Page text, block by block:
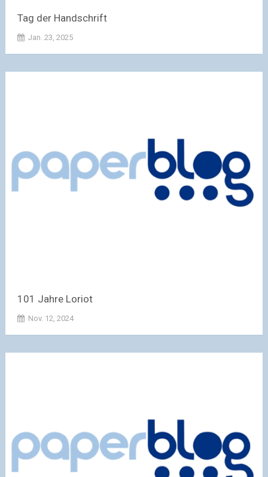
Tag der Handschrift
Jan. 23, 2025
101 Jahre Loriot
Nov. 12, 2024